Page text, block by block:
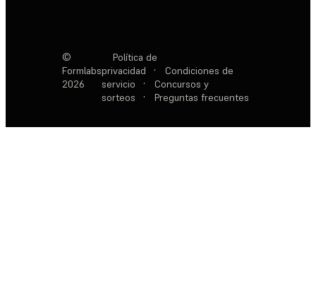
©
Formlabs
2026
Política de
privacidad
·
Condiciones de
servicio
·
Concursos y
sorteos
· Preguntas frecuentes